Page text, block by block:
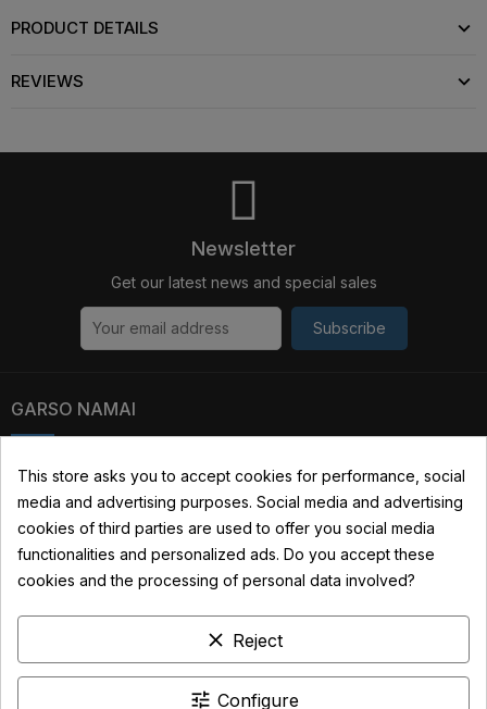
PRODUCT DETAILS
REVIEWS
Newsletter
Get our latest news and special sales
Subscribe
GARSO NAMAI
+370 690 22322
info@garsonamai.lt
INFORMATION
This store asks you to accept cookies for performance, social
media and advertising purposes. Social media and advertising
cookies of third parties are used to offer you social media
functionalities and personalized ads. Do you accept these
cookies and the processing of personal data involved?
clear Reject
tune Configure